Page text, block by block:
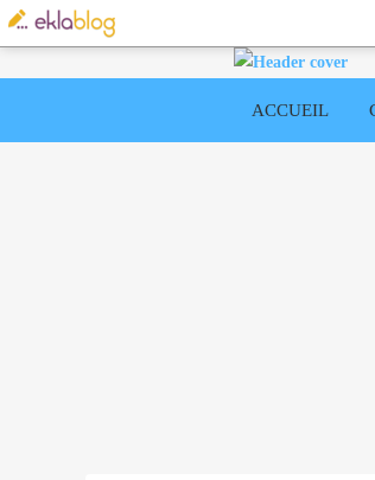
ACCUEIL